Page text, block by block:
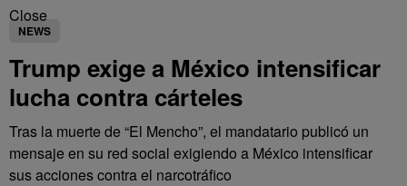
Close
NEWS
Trump exige a México intensificar
lucha contra cárteles
Tras la muerte de “El Mencho”, el mandatario publicó un
mensaje en su red social exigiendo a México intensificar
sus acciones contra el narcotráfico